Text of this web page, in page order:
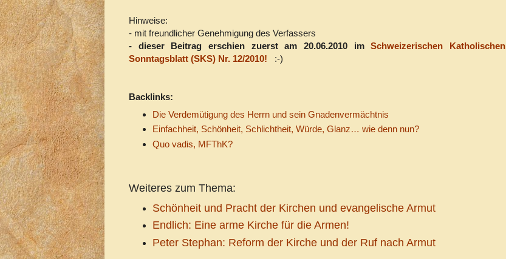
Hinweise:
- mit freundlicher Genehmigung des Verfassers
- dieser Beitrag erschien zuerst am 20.06.2010 imSchweizerischen Katholischen
Sonntagsblatt (SKS) Nr. 12/2010! :-)
Backlinks:
Die Verdemütigung des Herrn und sein Gnadenvermächtnis
Einfachheit, Schönheit, Schlichtheit, Würde, Glanz… wie denn nun?
Quo vadis, MFThK?
Weiteres zum Thema:
Schönheit und Pracht der Kirchen und evangelische Armut
Endlich: Eine arme Kirche für die Armen!
Peter Stephan: Reform der Kirche und der Ruf nach Armut